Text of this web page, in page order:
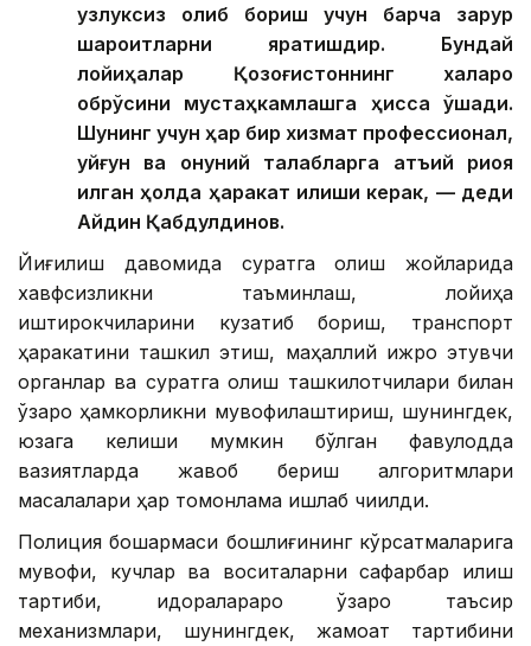
узлуксиз олиб бориш учун барча зарур
шароитларни яратишдир. Бундай
лойиҳалар Қозоғистоннинг халқаро
обрўсини мустаҳкамлашга ҳисса қўшади.
Шунинг учун ҳар бир хизмат профессионал,
уйғун ва қонуний талабларга қатъий риоя
қилган ҳолда ҳаракат қилиши керак, — деди
Айдин Қабдулдинов.
Йиғилиш давомида суратга олиш жойларида
хавфсизликни таъминлаш, лойиҳа
иштирокчиларини кузатиб бориш, транспорт
ҳаракатини ташкил этиш, маҳаллий ижро этувчи
органлар ва суратга олиш ташкилотчилари билан
ўзаро ҳамкорликни мувофиқлаштириш, шунингдек,
юзага келиши мумкин бўлган фавқулодда
вазиятларда жавоб бериш алгоритмлари
масалалари ҳар томонлама ишлаб чиқилди.
Полиция бошқармаси бошлиғининг кўрсатмаларига
мувофиқ, кучлар ва воситаларни сафарбар қилиш
тартиби, идоралараро ўзаро таъсир
механизмлари, шунингдек, жамоат тартибини